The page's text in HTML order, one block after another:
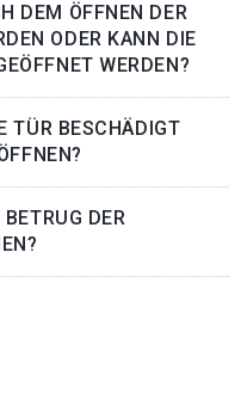
DEM ÖFFNEN DER
ODER KANN DIE
WERDEN?
TÜR BESCHÄDIGT
DER